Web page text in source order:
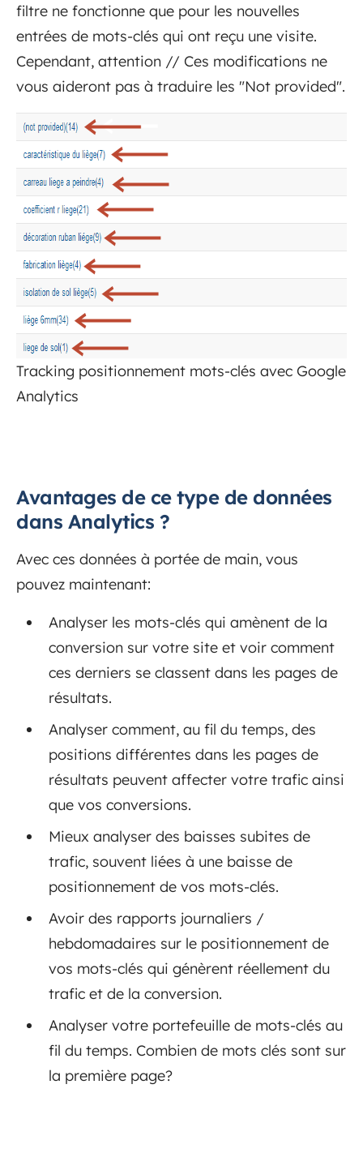
filtre ne fonctionne que pour les nouvelles
entrées de mots-clés qui ont reçu une visite.
Cependant, attention // Ces modifications ne
vous aideront pas à traduire les "Not provided".
Tracking positionnement mots-clés avec Google
Analytics
Avantages de ce type de données
dans Analytics ?
Avec ces données à portée de main, vous
pouvez maintenant:
Analyser les mots-clés qui amènent de la
conversion sur votre site et voir comment
ces derniers se classent dans les pages de
résultats.
Analyser comment, au fil du temps, des
positions différentes dans les pages de
résultats peuvent affecter votre trafic ainsi
que vos conversions.
Mieux analyser des baisses subites de
trafic, souvent liées à une baisse de
positionnement de vos mots-clés.
Avoir des rapports journaliers /
hebdomadaires sur le positionnement de
vos mots-clés qui génèrent réellement du
trafic et de la conversion.
Analyser votre portefeuille de mots-clés au
fil du temps. Combien de mots clés sont sur
la première page?